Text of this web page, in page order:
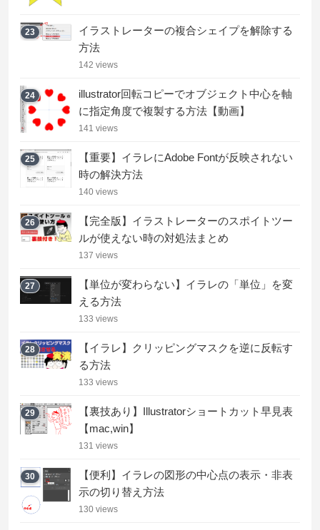
23
イラストレーターの複合シェイプを解除する
方法
142 views
24
illustrator回転コピーでオブジェクト中心を軸
に指定角度で複製する方法【動画】
141 views
25
【重要】イラレにAdobe Fontが反映されない
時の解決方法
140 views
26
【完全版】イラストレーターのスポイトツー
ルが使えない時の対処法まとめ
137 views
27
【単位が変わらない】イラレの「単位」を変
える方法
133 views
28
【イラレ】クリッピングマスクを逆に反転す
る方法
133 views
29
【裏技あり】Illustratorショートカット早見表
【mac,win】
131 views
30
【便利】イラレの図形の中心点の表示・非表
示の切り替え方法
130 views